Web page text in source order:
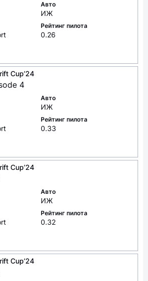
Авто
ИЖ
Рейтинг пилота
0.26
Cup’24
4
Авто
ИЖ
Рейтинг пилота
0.33
Cup’24
Авто
ИЖ
Рейтинг пилота
0.32
Cup’24